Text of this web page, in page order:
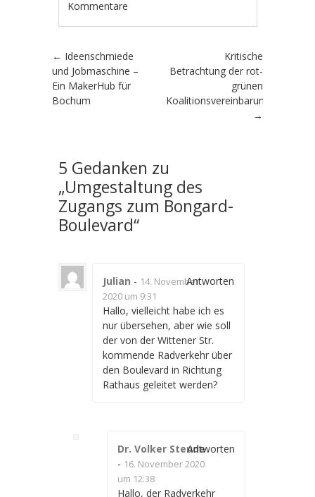
Kommentare
Artikel-Navigation
← Ideenschmiede
und Jobmaschine –
Ein MakerHub für
Bochum
Kritische
Betrachtung der rot-
grünen
Koalitionsvereinbarung
→
5 Gedanken zu
„Umgestaltung des
Zugangs zum Bongard-
Boulevard“
Julian - 14. November
2020 um 9:31
Hallo, vielleicht habe ich es
nur übersehen, aber wie soll
der von der Wittener Str.
kommende Radverkehr über
den Boulevard in Richtung
Rathaus geleitet werden?
Antworten
Dr. Volker Steude
- 16. November 2020
um 12:38
Hallo, der Radverkehr
Antworten